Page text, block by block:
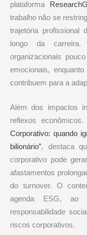
plataforma
trabalho não se
trajetória profissional
longo da
organizacionais
emocionais,
contribuem para a
Além dos impactos
reflexos
Corporativo: quando
bilionário”, destaca
corporativo pode
afastamentos
do turnover. O
agenda ESG, ao
responsabilidade
riscos corporativos.